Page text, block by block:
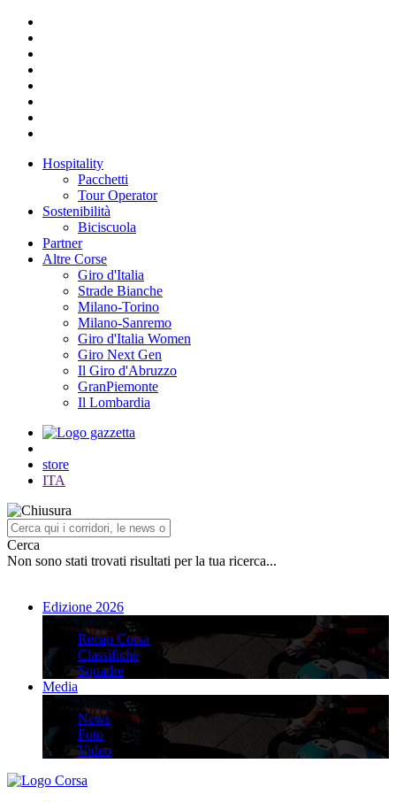
Hospitality
Pacchetti
Tour Operator
Sostenibilità
Biciscuola
Partner
Altre Corse
Giro d'Italia
Strade Bianche
Milano-Torino
Milano-Sanremo
Giro d'Italia Women
Giro Next Gen
Il Giro d'Abruzzo
GranPiemonte
Il Lombardia
store
ITA
Cerca
Non sono stati trovati risultati per la tua ricerca...
Edizione 2026
Edizione 2026
Recap Corsa
Classifiche
Squadre
Media
Media
News
Foto
Video